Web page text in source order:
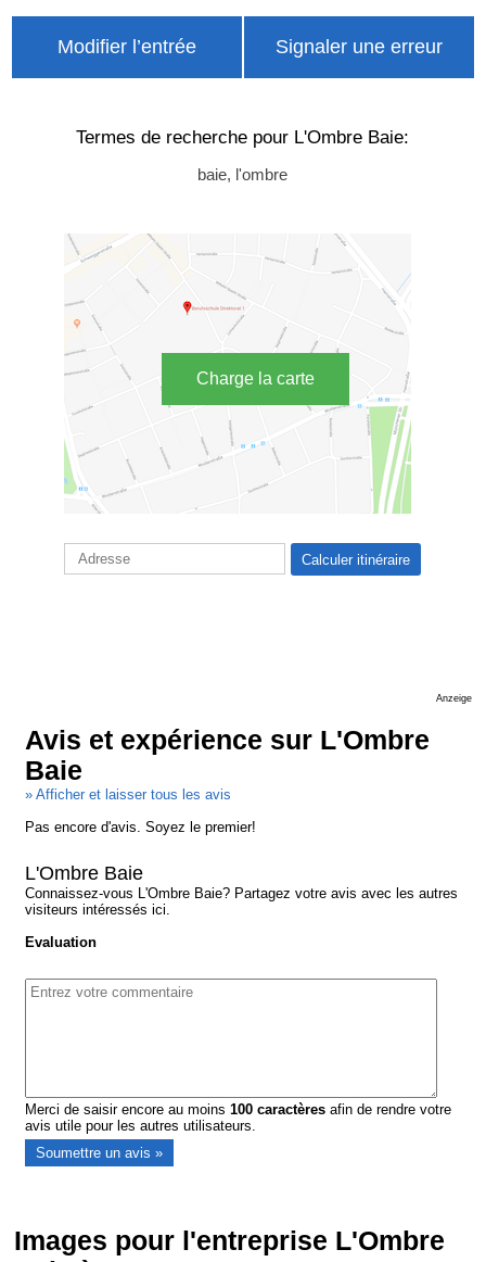
Modifier l’entrée Signaler une erreur
Termes de recherche pour L'Ombre Baie:
baie, l'ombre
Charge la carte
Anzeige
Avis et expérience sur L'Ombre
Baie
» Afficher et laisser tous les avis
Pas encore d'avis. Soyez le premier!
L'Ombre Baie
Connaissez-vous L'Ombre Baie? Partagez votre avis avec les autres
visiteurs intéressés ici.
Evaluation
Merci de saisir encore au moins100 caractères afin de rendre votre
avis utile pour les autres utilisateurs.
Images pour l'entreprise L'Ombre